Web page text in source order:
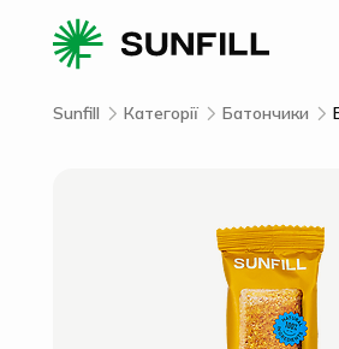
Sunfill Категорії Батончики